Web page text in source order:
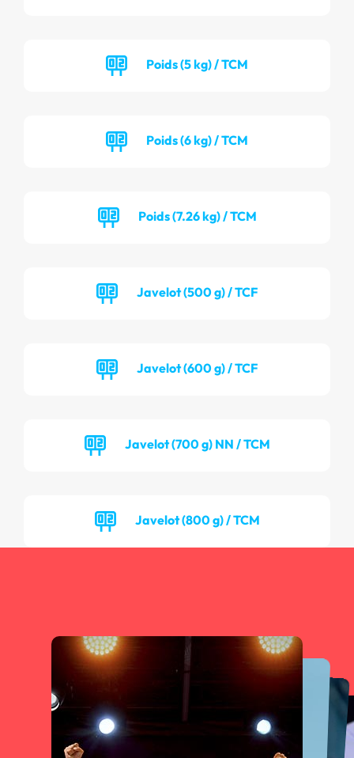
Poids (5 kg) / TCM
Poids (6 kg) / TCM
Poids (7.26 kg) / TCM
Javelot (500 g) / TCF
Javelot (600 g) / TCF
Javelot (700 g) NN / TCM
Javelot (800 g) / TCM